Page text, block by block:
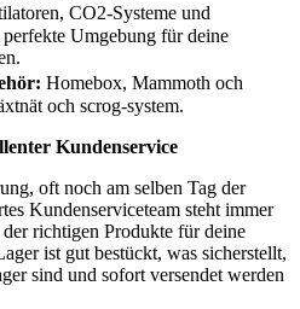
CO2-Systeme und
Umgebung für deine
Homebox, Mammoth och
och scrog-system.
Kundenservice
oft noch am selben Tag der
Kundenserviceteam steht immer
richtigen Produkte für deine
ist gut bestückt, was sicherstellt,
sind und sofort versendet werden